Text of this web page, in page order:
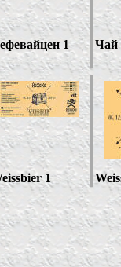
1 Чай
1